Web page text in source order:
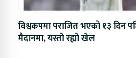
विश्वकपमा पराजित भएको १३ दिन
मैदानमा, यस्तो रह्यो खेल